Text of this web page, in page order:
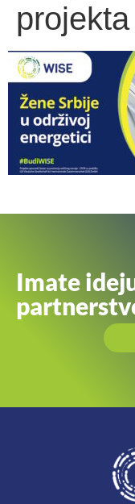
projekta
Imate